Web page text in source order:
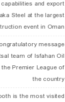
and export
Steel at the largest
event in Oman
message
team of Isfahan Oil
Premier League of
the country
is the most visited